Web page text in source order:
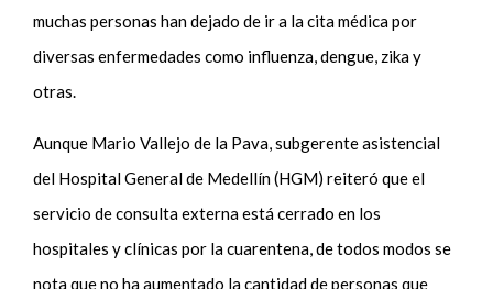
muchas personas han dejado de ir a la cita médica por
diversas enfermedades como influenza, dengue, zika y
otras.
Aunque Mario Vallejo de la Pava, subgerente asistencial
del Hospital General de Medellín (HGM) reiteró que el
servicio de consulta externa está cerrado en los
hospitales y clínicas por la cuarentena, de todos modos se
nota que no ha aumentado la cantidad de personas que